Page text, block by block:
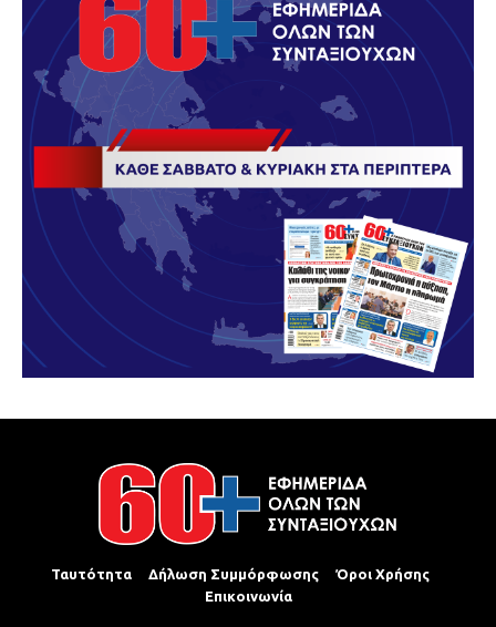
Ταυτότητα Δήλωση Συμμόρφωσης
Όροι Χρήσης
Επικοινωνία